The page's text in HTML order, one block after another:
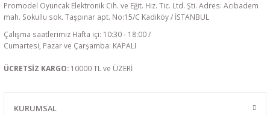
Promodel Oyuncak Elektronik Cih. ve Eğit. Hiz. Tic. Ltd. Şti. Adres: Acıbadem
mah. Sokullu sok. Taşpınar apt. No:15/C Kadıköy / İSTANBUL
Çalışma saatlerimiz Hafta içi: 10:30 - 18:00 /
Cumartesi, Pazar ve Çarşamba: KAPALI
ÜCRETSİZ KARGO: 10000 TL ve ÜZERİ
KURUMSAL